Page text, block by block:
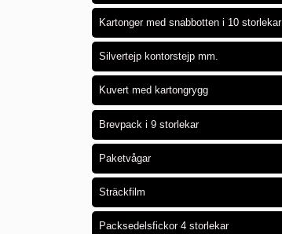
Kartonger med snabbotten i 10 storlekar
Silvertejp kontorstejp mm.
Kuvert med kartongrygg
Brevpack i 9 storlekar
Paketvågar
Sträckfilm
Packsedelsfickor 4 storlekar